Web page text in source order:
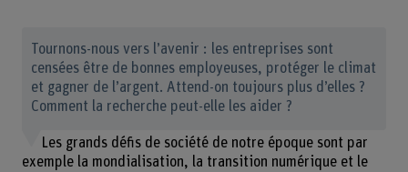
Tournons-nous vers l’avenir : les entreprises sont
censées être de bonnes employeuses, protéger le climat
et gagner de l’argent. Attend-on toujours plus d’elles ?
Comment la recherche peut-elle les aider ?
Les grands défis de société de notre époque sont par
exemple la mondialisation, la transition numérique et le